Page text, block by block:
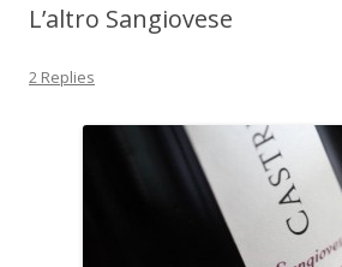
L’altro Sangiovese
2 Replies